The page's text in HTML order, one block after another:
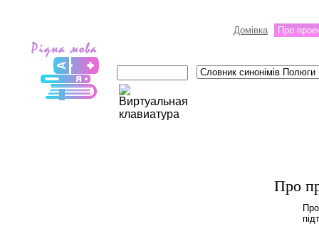
Домівка Про
Про